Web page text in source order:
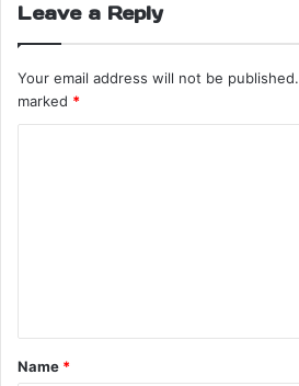
Leave a Reply
Your email address will not be published.
marked *
Name *